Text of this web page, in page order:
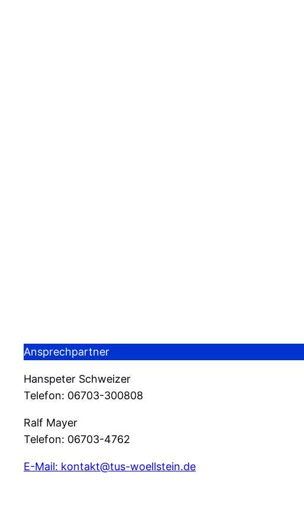
Ansprechpartner
Hanspeter Schweizer
Telefon: 06703-300808
Ralf Mayer
Telefon: 06703-4762
E-Mail: kontakt@tus-woellstein.de